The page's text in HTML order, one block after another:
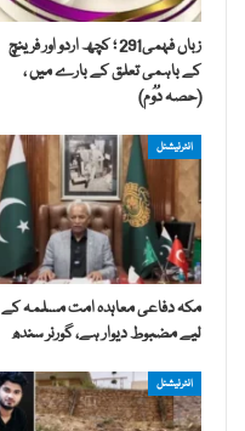
زباں فہمی291 ؛ کچھ اردو اور فرینچ
کے باہمی تعلق کے بارے میں ،
(حصہ دُوُم)
انٹرنیشنل
مکہ دفاعی معاہدہ امت مسلمہ کے
لیے مضبوط دیوار ہے، گورنر سندھ
انٹرنیشنل